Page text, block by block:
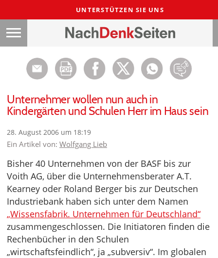
UNTERSTÜTZEN SIE UNS
Unternehmer wollen nun auch in
Kindergärten und Schulen Herr im Haus sein
28. August 2006 um 18:19
Ein Artikel von: Wolfgang Lieb
Bisher 40 Unternehmen von der BASF bis zur
Voith AG, über die Unternehmensberater A.T.
Kearney oder Roland Berger bis zur Deutschen
Industriebank haben sich unter dem Namen
„Wissensfabrik. Unternehmen für Deutschland“
zusammengeschlossen. Die Initiatoren finden die
Rechenbücher in den Schulen
„wirtschaftsfeindlich“, ja „subversiv“. Im globalen